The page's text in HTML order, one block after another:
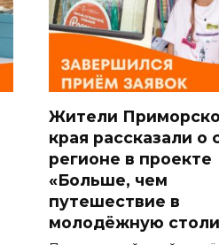
Жители
края рассказали о
регионе в проекте
«Больше, чем
путешествие в
молодёжную